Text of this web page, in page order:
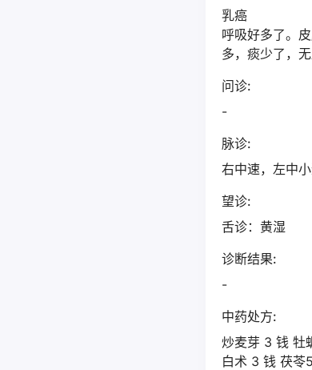
乳癌
呼吸好多了。
多，痰少了，
问诊:
-
脉诊:
右中速，左中小
望诊:
舌诊：黄湿
诊断结果:
-
中药处方:
炒麦芽 3 钱 牡
白术 3 钱 茯苓